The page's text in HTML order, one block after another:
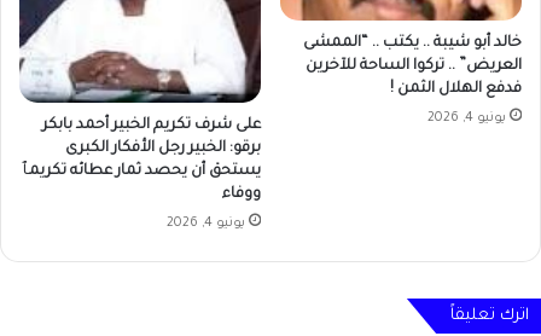
خالد أبو شيبة .. يكتب .. “الممشى
العريض” .. تركوا الساحة للآخرين
فدفع الهلال الثمن !
يونيو 4, 2026
على شرف تكريم الخبير أحمد بابكر
برقو: الخبير رجل الأفكار الكبرى
يستحق أن يحصد ثمار عطائه تكريمٱ
ووفاء
يونيو 4, 2026
اترك تعليقاً